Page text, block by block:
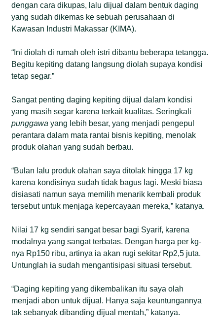
dengan cara dikupas, lalu dijual dalam bentuk daging
yang sudah dikemas ke sebuah perusahaan di
Kawasan Industri Makassar (KIMA).
“Ini diolah di rumah oleh istri dibantu beberapa tetangga.
Begitu kepiting datang langsung diolah supaya kondisi
tetap segar.”
Sangat penting daging kepiting dijual dalam kondisi
yang masih segar karena terkait kualitas. Seringkali
punggawa yang lebih besar, yang menjadi pengepul
perantara dalam mata rantai bisnis kepiting, menolak
produk olahan yang sudah berbau.
“Bulan lalu produk olahan saya ditolak hingga 17 kg
karena kondisinya sudah tidak bagus lagi. Meski biasa
disiasati namun saya memilih menarik kembali produk
tersebut untuk menjaga kepercayaan mereka,” katanya.
Nilai 17 kg sendiri sangat besar bagi Syarif, karena
modalnya yang sangat terbatas. Dengan harga per kg-
nya Rp150 ribu, artinya ia akan rugi sekitar Rp2,5 juta.
Untunglah ia sudah mengantisipasi situasi tersebut.
“Daging kepiting yang dikembalikan itu saya olah
menjadi abon untuk dijual. Hanya saja keuntungannya
tak sebanyak dibanding dijual mentah,” katanya.